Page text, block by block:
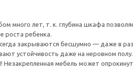
много лет, т. к. глубина шкафа
роста ребенка.
закрываются бесшумно — даже в
устойчивость даже на неровном полу.
мебель может